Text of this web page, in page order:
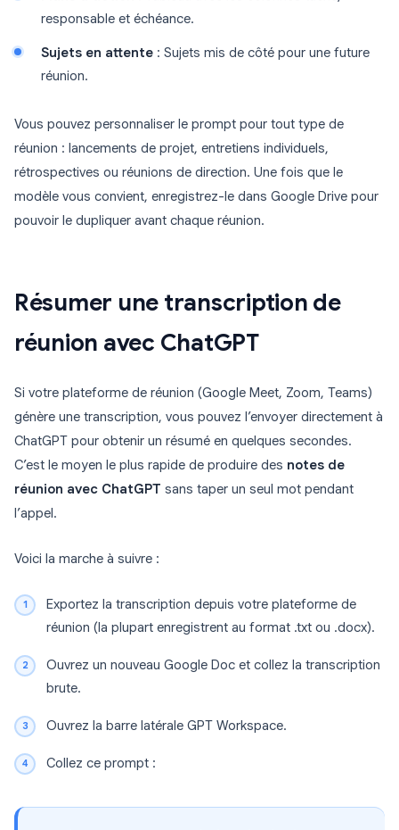
responsable et échéance.
Sujets en attente : Sujets mis de côté pour une future
réunion.
Vous pouvez personnaliser le prompt pour tout type de
réunion : lancements de projet, entretiens individuels,
rétrospectives ou réunions de direction. Une fois que le
modèle vous convient, enregistrez-le dans Google Drive pour
pouvoir le dupliquer avant chaque réunion.
Résumer une transcription de
réunion avec ChatGPT
Si votre plateforme de réunion (Google Meet, Zoom, Teams)
génère une transcription, vous pouvez l’envoyer directement à
ChatGPT pour obtenir un résumé en quelques secondes.
C’est le moyen le plus rapide de produire des notes de
réunion avec ChatGPT sans taper un seul mot pendant
l’appel.
Voici la marche à suivre :
Exportez la transcription depuis votre plateforme de
réunion (la plupart enregistrent au format .txt ou .docx).
Ouvrez un nouveau Google Doc et collez la transcription
brute.
Ouvrez la barre latérale GPT Workspace.
Collez ce prompt :